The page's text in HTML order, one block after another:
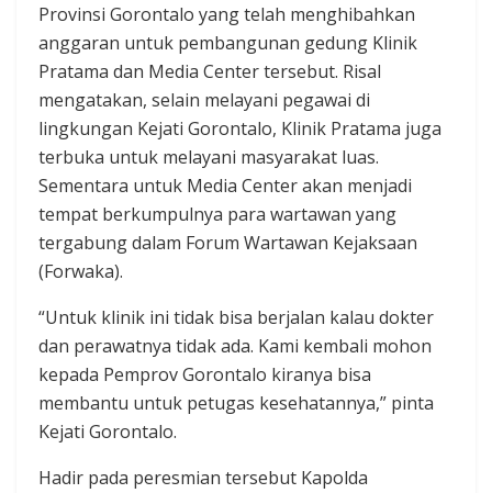
Provinsi Gorontalo yang telah menghibahkan
anggaran untuk pembangunan gedung Klinik
Pratama dan Media Center tersebut. Risal
mengatakan, selain melayani pegawai di
lingkungan Kejati Gorontalo, Klinik Pratama juga
terbuka untuk melayani masyarakat luas.
Sementara untuk Media Center akan menjadi
tempat berkumpulnya para wartawan yang
tergabung dalam Forum Wartawan Kejaksaan
(Forwaka).
“Untuk klinik ini tidak bisa berjalan kalau dokter
dan perawatnya tidak ada. Kami kembali mohon
kepada Pemprov Gorontalo kiranya bisa
membantu untuk petugas kesehatannya,” pinta
Kejati Gorontalo.
Hadir pada peresmian tersebut Kapolda